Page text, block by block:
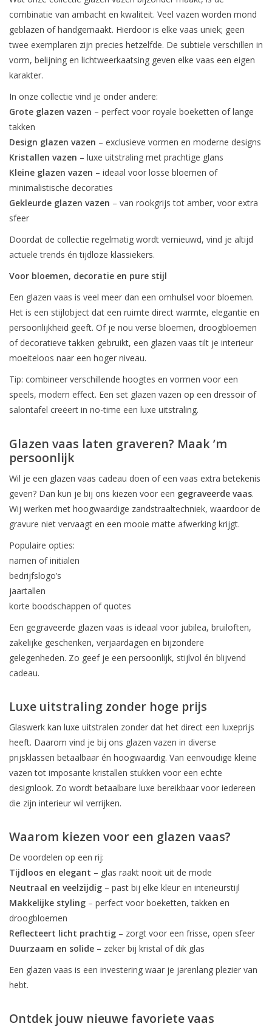
combinatie van ambacht en kwaliteit. Veel vazen worden mond
geblazen of handgemaakt. Hierdoor is elke vaas uniek; geen
twee exemplaren zijn precies hetzelfde. De subtiele verschillen in
vorm, belijning en lichtweerkaatsing geven elke vaas een eigen
karakter.
In onze collectie vind je onder andere:
Grote glazen vazen – perfect voor royale boeketten of lange
takken
Design glazen vazen – exclusieve vormen en moderne designs
Kristallen vazen – luxe uitstraling met prachtige glans
Kleine glazen vazen – ideaal voor losse bloemen of
minimalistische decoraties
Gekleurde glazen vazen – van rookgrijs tot amber, voor extra
sfeer
Doordat de collectie regelmatig wordt vernieuwd, vind je altijd
actuele trends én tijdloze klassiekers.
Voor bloemen, decoratie en pure stijl
Een glazen vaas is veel meer dan een omhulsel voor bloemen.
Het is een stijlobject dat een ruimte direct warmte, elegantie en
persoonlijkheid geeft. Of je nou verse bloemen, droogbloemen
of decoratieve takken gebruikt, een glazen vaas tilt je interieur
moeiteloos naar een hoger niveau.
Tip: combineer verschillende hoogtes en vormen voor een
speels, modern effect. Een set glazen vazen op een dressoir of
salontafel creëert in no-time een luxe uitstraling.
Glazen vaas laten graveren? Maak ’m
persoonlijk
Wil je een glazen vaas cadeau doen of een vaas extra betekenis
geven? Dan kun je bij ons kiezen voor een gegraveerde vaas.
Wij werken met hoogwaardige zandstraaltechniek, waardoor de
gravure niet vervaagt en een mooie matte afwerking krijgt.
Populaire opties:
namen of initialen
bedrijfslogo’s
jaartallen
korte boodschappen of quotes
Een gegraveerde glazen vaas is ideaal voor jubilea, bruiloften,
zakelijke geschenken, verjaardagen en bijzondere
gelegenheden. Zo geef je een persoonlijk, stijlvol én blijvend
cadeau.
Luxe uitstraling zonder hoge prijs
Glaswerk kan luxe uitstralen zonder dat het direct een luxeprijs
heeft. Daarom vind je bij ons glazen vazen in diverse
prijsklassen betaalbaar én hoogwaardig. Van eenvoudige kleine
vazen tot imposante kristallen stukken voor een echte
designlook. Zo wordt betaalbare luxe bereikbaar voor iedereen
die zijn interieur wil verrijken.
Waarom kiezen voor een glazen vaas?
De voordelen op een rij:
Tijdloos en elegant – glas raakt nooit uit de mode
Neutraal en veelzijdig – past bij elke kleur en interieurstijl
Makkelijke styling – perfect voor boeketten, takken en
droogbloemen
Reflecteert licht prachtig – zorgt voor een frisse, open sfeer
Duurzaam en solide – zeker bij kristal of dik glas
Een glazen vaas is een investering waar je jarenlang plezier van
hebt.
Ontdek jouw nieuwe favoriete vaas